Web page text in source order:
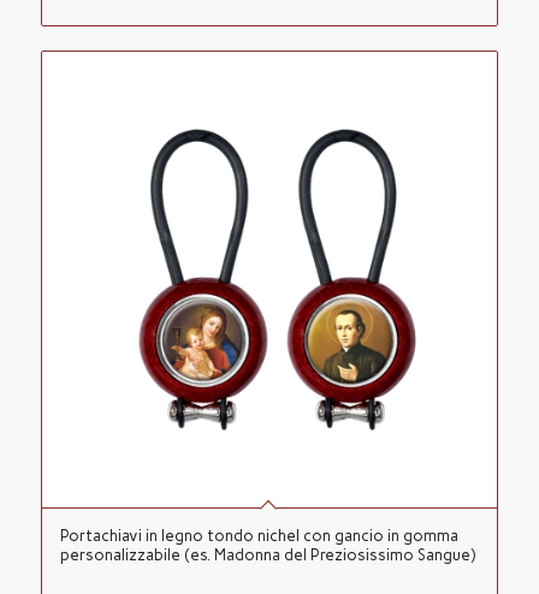
Portachiavi in legno tondo nichel con gancio in gomma
personalizzabile (es. Madonna del Preziosissimo Sangue)